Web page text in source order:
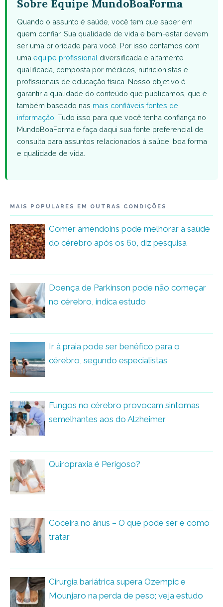
Sobre Equipe MundoBoaForma
Quando o assunto é saúde, você tem que saber em
quem confiar. Sua qualidade de vida e bem-estar devem
ser uma prioridade para você. Por isso contamos com
uma equipe profissional diversificada e altamente
qualificada, composta por médicos, nutricionistas e
profissionais de educação física. Nosso objetivo é
garantir a qualidade do conteúdo que publicamos, que é
também baseado nas mais confiáveis fontes de
informação . Tudo isso para que você tenha confiança no
MundoBoaForma e faça daqui sua fonte preferencial de
consulta para assuntos relacionados à saúde, boa forma
e qualidade de vida.
MAIS POPULARES EM OUTRAS CONDIÇÕES
Comer amendoins pode melhorar a saúde
do cérebro após os 60, diz pesquisa
Doença de Parkinson pode não começar
no cérebro, indica estudo
Ir à praia pode ser benéfico para o
cérebro, segundo especialistas
Fungos no cérebro provocam sintomas
semelhantes aos do Alzheimer
Quiropraxia é Perigoso?
Coceira no ânus – O que pode ser e como
tratar
Cirurgia bariátrica supera Ozempic e
Mounjaro na perda de peso; veja estudo